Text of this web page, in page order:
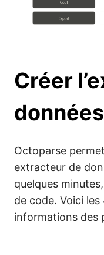
Créer
Octoparse
extracteur de
quelques
de code. Voici
informations des